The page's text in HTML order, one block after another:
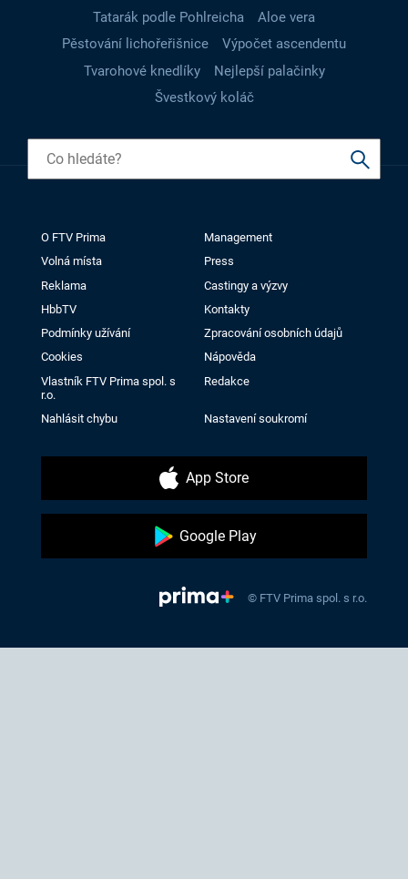
Tatarák podle Pohlreicha
Aloe vera
Pěstování lichořeřišnice
Výpočet ascendentu
Tvarohové knedlíky
Nejlepší palačinky
Švestkový koláč
O FTV Prima
Management
Volná místa
Press
Reklama
Castingy a výzvy
HbbTV
Kontakty
Podmínky užívání
Zpracování osobních údajů
Cookies
Nápověda
Vlastník FTV Prima spol. s
r.o.
Redakce
Nahlásit chybu Nastavení soukromí
App Store
Google Play
© FTV Prima spol. s r.o.